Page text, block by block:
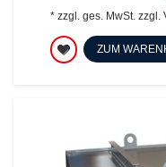
* zzgl. ges. MwSt. zzgl.
ZUM